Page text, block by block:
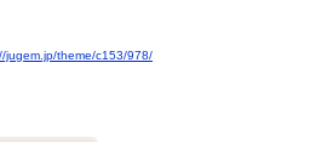
jugem.jp/theme/c153/978/